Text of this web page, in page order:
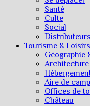
Santé
Culte
Social
Tourisme & Loisirs
Géographie
Architecture
Aire de
Offices de
Château